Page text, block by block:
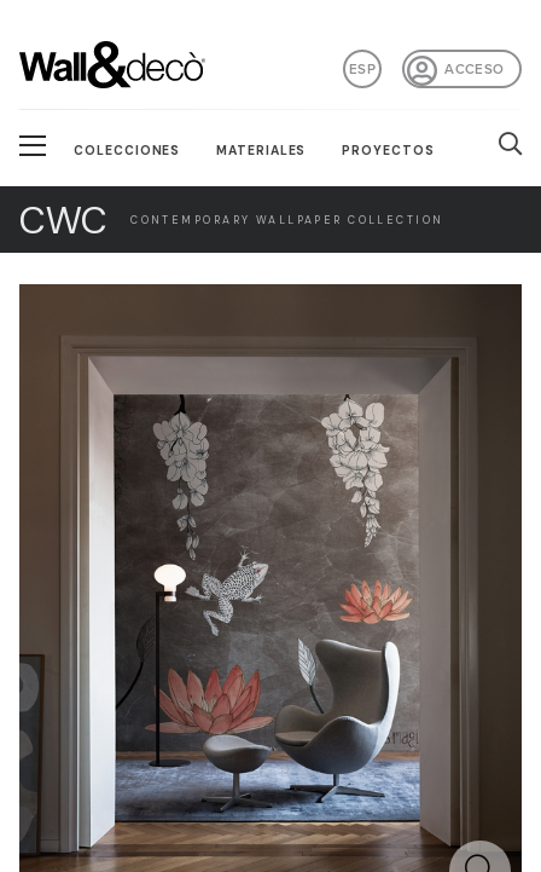
ACCESO
ESP
COLECCIONES MATERIALES PROYECTOS
CWC CONTEMPORARY WALLPAPER COLLECTION